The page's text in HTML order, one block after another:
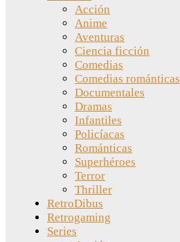
Acción
Anime
Aventuras
Ciencia ficción
Comedias
Comedias románticas
Documentales
Dramas
Infantiles
Policíacas
Románticas
Superhéroes
Terror
Thriller
RetroDibus
Retrogaming
Series